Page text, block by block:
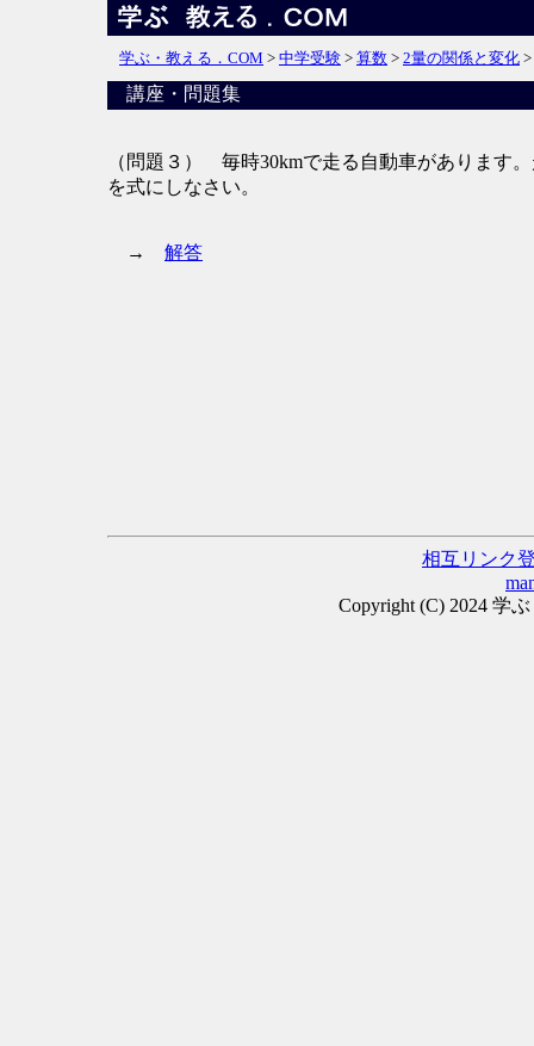
学ぶ・教える．COM > 中学受験 > 算数 > 2量の関係と変化 >
講座・問題集
（問題３） 毎時30kmで走る自動車があります
を式にしなさい。
→ 解答
相互リンク
Copyright (C) 2024 学